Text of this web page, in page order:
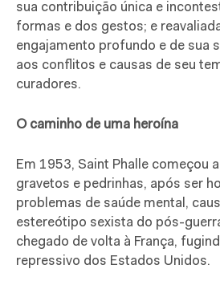
sua contribuição única e
formas e dos gestos; e
engajamento profundo e de sua
aos conflitos e causas de seu
curadores.
O caminho de uma heroína
Em 1953, Saint Phalle começou
gravetos e pedrinhas, após ser
problemas de saúde mental,
estereótipo sexista do pós-
chegado de volta à França,
repressivo dos Estados Unidos.